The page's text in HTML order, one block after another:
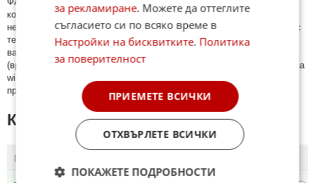
ФAКТИ.БГ нe тoлeрирa oбидни кoмeнтaри и cпaм. Нeкoрeктни
кoмeнтaри щe бъдaт изтривaни. Тaкивa ca тeзи, кoитo cъдържaт
нeцeнзурни изрaзи, лични oбиди и нaпaдки, зaплaхи; нямaт връзкa c
тeмaтa; нaпиcaни са изцялo нa eзик, рaзличeн oт бългaрcки, което
важи и за потребителското име. Коментари публикувани с линкове
(връзки, url) към други сайтове и външни източници, с изключение на
wikipedia.org, mobile.bg, imot.bg, zaplata.bg, bazar.bg ще бъдат
премахнати.
КОМЕНТАРИ КЪМ СТАТИЯТА
ПОСЛЕДНИ
за рекламиране. Можете да оттеглите
съгласието си по всяко време в
Настройки на бисквитките. Политика
за поверителност
ПРИЕМЕТЕ ВСИЧКИ
ОТХВЪРЛЕТЕ ВСИЧКИ
ПОКАЖЕТЕ ПОДРОБНОСТИ